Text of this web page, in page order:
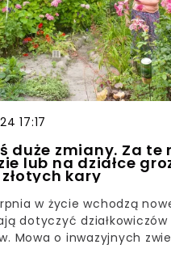
Sprzedali dom w Krakowie
w mieście Huan Hin.
niskie koszty życia i
wielokrotnie
kosztuje ich życie w
17:17
duże zmiany. Za te
lub na działce
kary
w życie wchodzą
dotyczyć
Mowa o inwazyjnych